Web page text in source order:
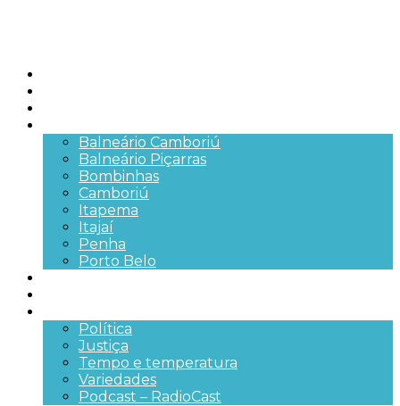
Balneário Camboriú
Balneário Piçarras
Bombinhas
Camboriú
Itapema
Itajaí
Penha
Porto Belo
Política
Justiça
Tempo e temperatura
Variedades
Podcast – RadioCast